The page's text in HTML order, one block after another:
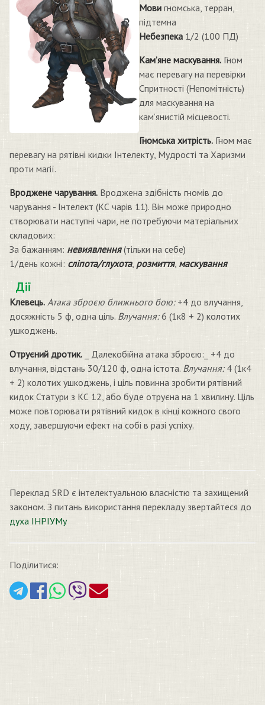
Мови гномська, терран,
підтемна
Небезпека 1/2 (100 ПД)
Кам’яне маскування. Гном
має перевагу на перевірки
Спритності (Непомітність)
для маскування на
кам’янистій місцевості.
Гномська хитрість. Гном має
перевагу на рятівні кидки Інтелекту, Мудрості та Харизми
проти магії.
Вроджене чарування. Вроджена здібність гномів до
чарування - Інтелект (КС чарів 11). Він може природно
створювати наступні чари, не потребуючи матеріальних
складових:
За бажанням: невиявлення(тільки на себе)
1/день кожні: сліпота/глухота, розмиття, маскування
Дії
Клевець. Атака зброєю ближнього бою:+4 до влучання,
досяжність 5 ф, одна ціль. Влучання:6 (1к8 + 2) колотих
ушкоджень.
Отруєний дротик. _ Далекобійна атака зброєю:_ +4 до
влучання, відстань 30/120 ф, одна істота. Влучання:4 (1к4
+ 2) колотих ушкоджень, і ціль повинна зробити рятівний
кидок Статури з КС 12, або буде отруєна на 1 хвилину. Ціль
може повторювати рятівний кидок в кінці кожного свого
ходу, завершуючи ефект на собі в разі успіху.
Переклад SRD є інтелектуальною власністю та захищений
законом. З питань використання перекладу звертайтеся до
духа ІНРІУМу
Поділитися: